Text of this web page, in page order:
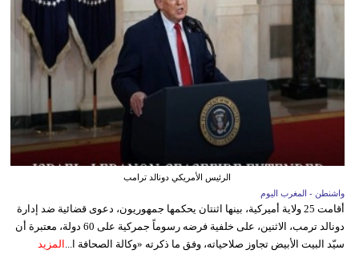
الرئيس الأمريكي دونالد ترامب
واشنطن - المغرب اليوم
أقامت 25 ولاية أميركية، بينها اثنتان يحكمها جمهوريون، دعوى قضائية ضد إدارة
دونالد ترمب، الاثنين، على خلفية فرضه رسوماً جمركية على 60 دولة، معتبرة أن
سيّد البيت الأبيض تجاوز صلاحياته، وفق ما ذكرته «وكالة الصحافة ا... المزيد